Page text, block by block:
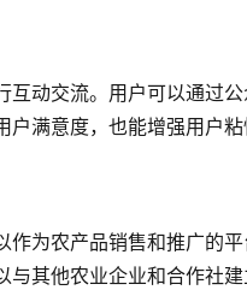
动交流。用户可以通过
满意度，也能增强用户粘
作为农产品销售和推广的
其他农业企业和合作社建